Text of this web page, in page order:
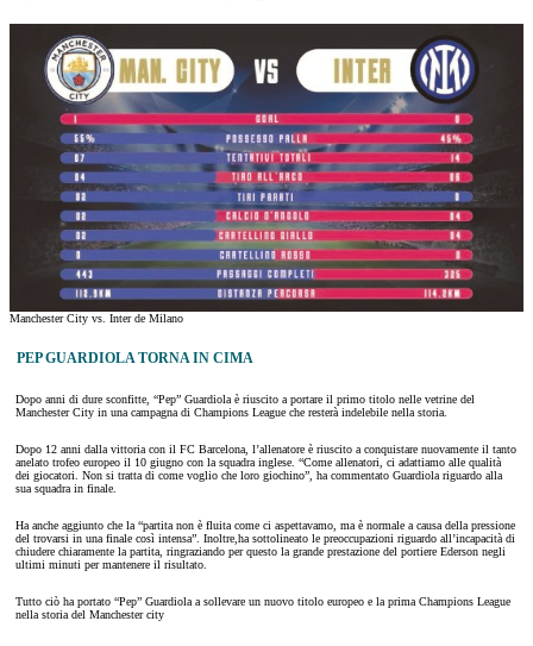
Manchester City vs. Inter de Milano
PEP GUARDIOLA TORNA IN CIMA
Dopo anni di dure sconfitte, “Pep” Guardiola è riuscito a portare il primo titolo nelle vetrine del
Manchester City in una campagna di Champions League che resterà indelebile nella storia.
Dopo 12 anni dalla vittoria con il FC Barcelona, l’allenatore è riuscito a conquistare nuovamente il tanto
anelato trofeo europeo il 10 giugno con la squadra inglese. “Come allenatori, ci adattiamo alle qualità
dei giocatori. Non si tratta di come voglio che loro giochino”, ha commentato Guardiola riguardo alla
sua squadra in finale.
Ha anche aggiunto che la “partita non è fluita come ci aspettavamo, ma è normale a causa della pressione
del trovarsi in una finale così intensa”. Inoltre,ha sottolineato le preoccupazioni riguardo all’incapacità di
chiudere chiaramente la partita, ringraziando per questo la grande prestazione del portiere Ederson negli
ultimi minuti per mantenere il risultato.
Tutto ciò ha portato “Pep” Guardiola a sollevare un nuovo titolo europeo e la prima Champions League
nella storia del Manchester city